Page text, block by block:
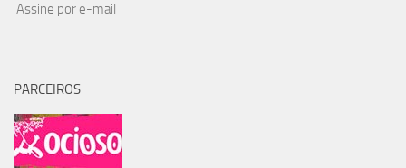
Assine por e-mail
PARCEIROS